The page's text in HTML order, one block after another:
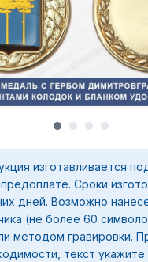
изготавливается
Сроки
дней. Возможно
(не более 60
методом гравировки.
текст укажите